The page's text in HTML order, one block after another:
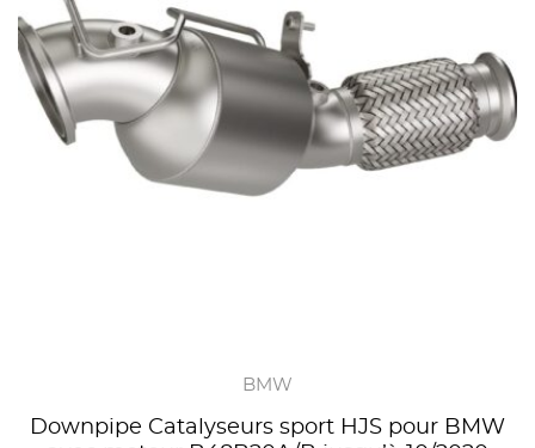
BMW
Downpipe Catalyseurs sport HJS pour BMW